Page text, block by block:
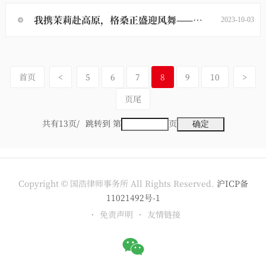
我携茉莉赴高原，格桑正盛迎风舞——国浩拉孜援藏律师徐文婕法律服务纪实 2023-10-03
首页 < 5 6 7 8 9 10
>
页尾
共有13页/ 跳转到 第 页
Copyright © 国浩律师事务所 All Rights Reserved. 沪ICP备
11021492号-1
免责声明
友情链接